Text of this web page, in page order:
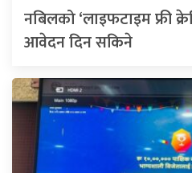
नबिलको ‘लाइफटाइम फ्री
आवेदन दिन सकिने